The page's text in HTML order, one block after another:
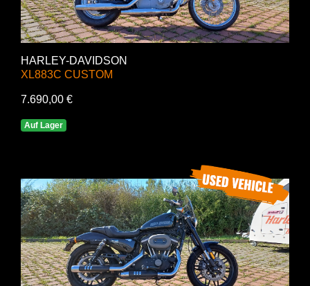
HARLEY-DAVIDSON
XL883C CUSTOM
7.690,00 €
Auf Lager